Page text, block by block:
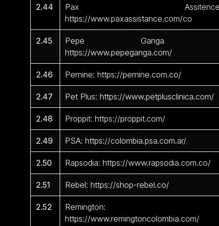
2.44
Pax
https://www.paxassistance.com/co
2.45
Pepe Ganga
https://www.pepeganga.com/
2.46 Pernine: https://pernine.com.co/
2.47 Pet Plus: https://www.petplusclinica.com/
2.48 Proppit: https://proppit.com/
2.49 PSA: https://colombia.psa.com.ar/
2.50 Rapsodia: https://www.rapsodia.com.co/
2.51 Rebel: https://shop-rebel.co/
2.52
Remington:
https://www.remingtoncolombia.com/